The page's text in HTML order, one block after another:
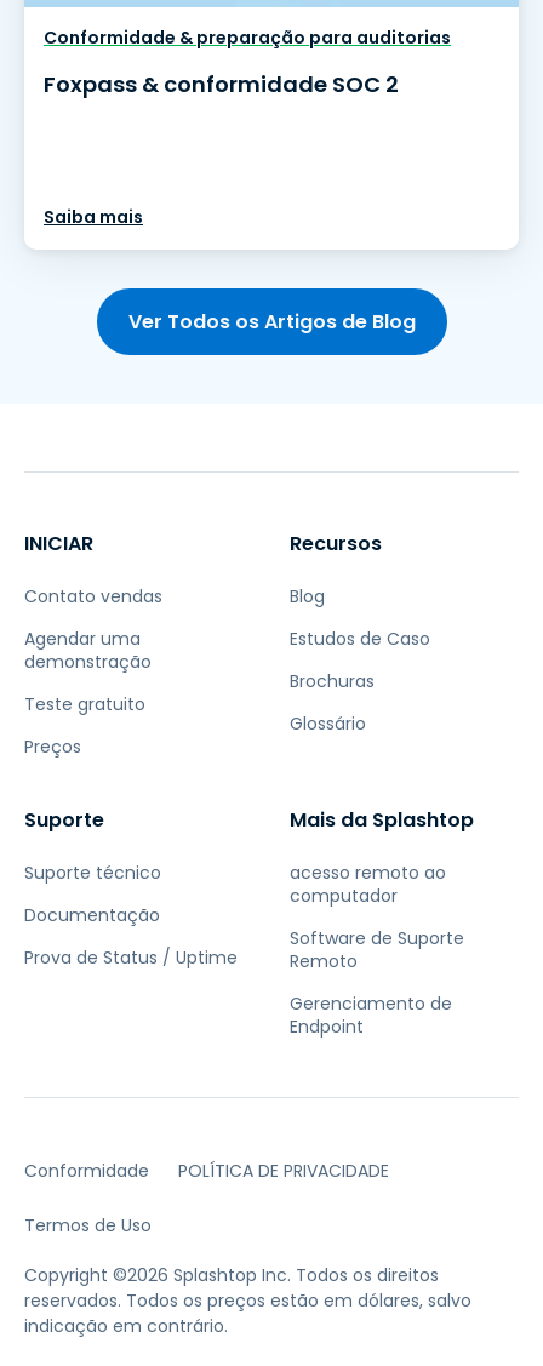
Conformidade & preparação para auditorias
Foxpass & conformidade SOC 2
Saiba mais
Ver Todos os Artigos de Blog
INICIAR
Contato vendas
Agendar uma
demonstração
Teste gratuito
Preços
Recursos
Blog
Estudos de Caso
Brochuras
Glossário
Suporte
Suporte técnico
Documentação
Prova de Status / Uptime
Mais da Splashtop
acesso remoto ao
computador
Software de Suporte
Remoto
Gerenciamento de
Endpoint
Conformidade POLÍTICA DE PRIVACIDADE
Termos de Uso
Copyright ©2026 Splashtop Inc. Todos os direitos
reservados. Todos os preços estão em dólares, salvo
indicação em contrário.